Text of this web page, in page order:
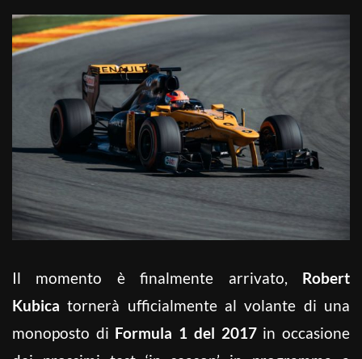
Il momento è finalmente arrivato, Robert
Kubica tornerà ufficialmente al volante di una
monoposto di Formula 1 del 2017 in occasione